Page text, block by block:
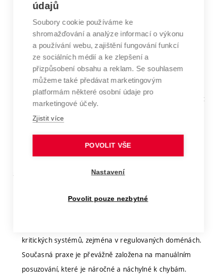
realistických datech
Součástí práce bude návrh a implementace
prototypových nástrojů podporujících vybrané aspekty
navrženého přístupu a jejich ověření na příkladech z
oblasti vestavěných a avionických systémů. Důraz bude
kladen na propojení formálních metod, testování
softwaru a technik automatizace analýzy, s cílem přispět
Rogalewicz Adam, doc. Mgr., Ph.D.
Automatizované techniky pro hodnocení testů
kritických systémů, zejména v regulovaných doménách.
Současná praxe je převážně založena na manuálním
posuzování, které je náročné a náchylné k chybám.
údajů
Soubory cookie používáme ke
shromažďování a analýze informací o výkonu
a používání webu, zajištění fungování funkcí
ze sociálních médií a ke zlepšení a
přizpůsobení obsahu a reklam. Se souhlasem
můžeme také předávat marketingovým
platformám některé osobní údaje pro
marketingové účely.
Zjistit více
POVOLIT VŠE
Nastavení
Povolit pouze nezbytné